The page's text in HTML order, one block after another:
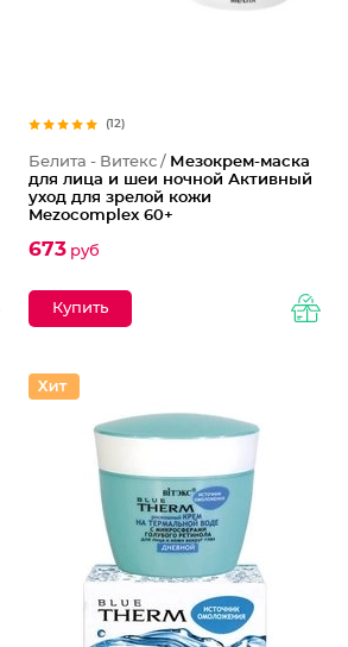
(12)
Белита - Витекс / Мезокрем-маска
для лица и шеи ночной Активный
уход для зрелой кожи
Mezocomplex 60+
673 руб